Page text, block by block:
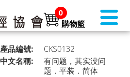
0
購物籃
產品編號:
CKS0132
中文名稱:
有问题，其实没问
题．平装．简体